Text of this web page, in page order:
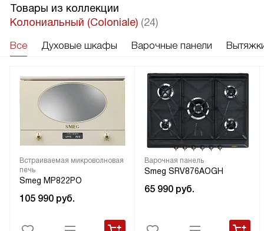
Товары из коллекции
Колониальный (Coloniale) (24)
Все Духовые шкафы Варочные панели
Встраиваемая микроволновая
печь
Smeg MP822PO
105 990 руб.
Варочная панель
Smeg SRV876AOGH
65 990 руб.